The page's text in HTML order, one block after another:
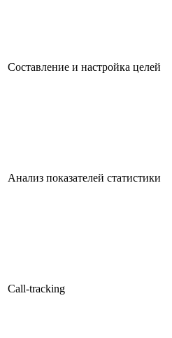
Составление и настройка целей
Анализ показателей статистики
Call-tracking